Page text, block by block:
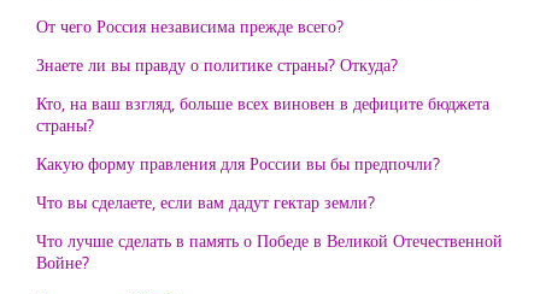
От чего Россия независима прежде всего?
Знаете ли вы правду о политике страны? Откуда?
Кто, на ваш взгляд, больше всех виновен в дефиците бюджета
страны?
Какую форму правления для России вы бы предпочли?
Что вы сделаете, если вам дадут гектар земли?
Что лучше сделать в память о Победе в Великой Отечественной
Войне?